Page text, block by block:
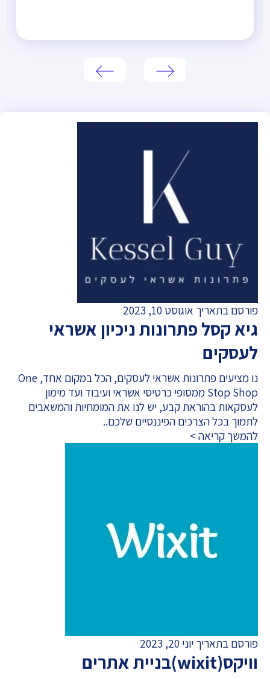
פורסם בתאריך אוגוסט 10, 2023
גיא קסל פתרונות ניכיון אשראי
לעסקים
נו מציעים פתרונות אשראי לעסקים, הכל במקום אחד, One
Stop Shop ממסופי כרטיסי אשראי ועיבוד ועד מימון
לעסקאות בהוראת קבע, יש לנו את המומחיות והמשאבים
לתמוך בכל הצרכים הפיננסיים שלכם..
להמשך קריאה >
פורסם בתאריך יוני 20, 2023
וויקס(wixit)בניית אתרים